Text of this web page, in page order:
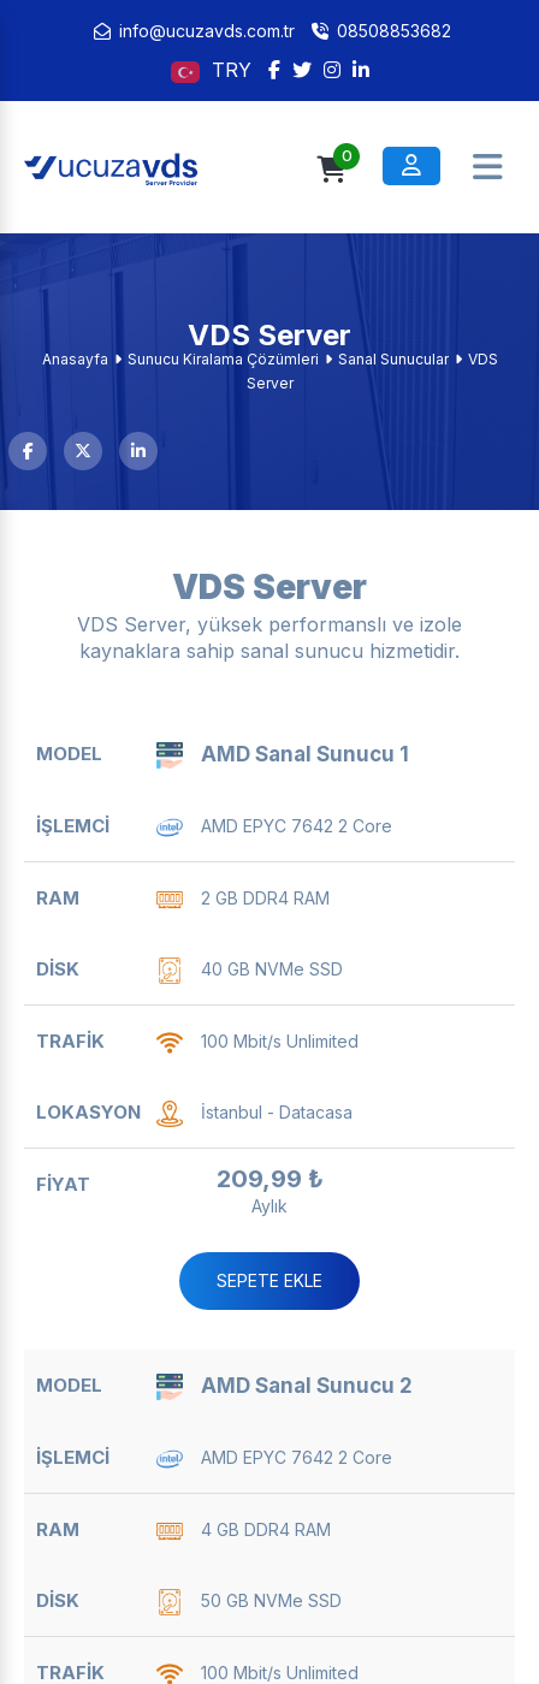
info@ucuzavds.com.tr 08508853682
TRY
0
VDS Server
Anasayfa Sunucu Kiralama Çözümleri Sanal Sunucular
VDS
Server
VDS Server
VDS Server, yüksek performanslı ve izole
kaynaklara sahip sanal sunucu hizmetidir.
MODEL İŞLEMCI RAM
AMD Sanal Sunucu 1
AMD EPYC 7642 2 Core
2 GB DDR4 RAM
40 GB NVMe SSD
100 Mbit/s Unlimited
İstanbul - Datacasa
209,99 ₺
Aylık
SEPETE EKLE
AMD Sanal Sunucu 2
AMD EPYC 7642 2 Core
4 GB DDR4 RAM
50 GB NVMe SSD
100 Mbit/s Unlimited